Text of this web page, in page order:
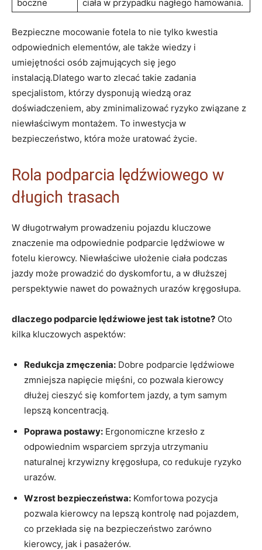
boczne ciała w przypadku nagłego hamowania.
Bezpieczne mocowanie fotela to nie tylko kwestia
odpowiednich elementów, ale także⁢ wiedzy i
umiejętności osób zajmujących się jego
instalacją.Dlatego warto zlecać takie zadania
specjalistom, którzy dysponują wiedzą oraz
doświadczeniem, aby zminimalizować ryzyko związane z
niewłaściwym⁢ montażem. To inwestycja w
‌bezpieczeństwo, ⁢która⁣ może uratować życie.
Rola podparcia lędźwiowego w
‌długich trasach
W długotrwałym prowadzeniu ‍pojazdu kluczowe
znaczenie ma odpowiednie podparcie lędźwiowe w
fotelu kierowcy. Niewłaściwe ułożenie ciała podczas
jazdy może prowadzić do dyskomfortu, a w dłuższej
perspektywie nawet do ⁤poważnych urazów kręgosłupa.
dlaczego podparcie lędźwiowe jest⁣ tak istotne? Oto
‌kilka kluczowych aspektów:
Redukcja ⁤zmęczenia: Dobre podparcie lędźwiowe
zmniejsza napięcie⁤ mięśni, ‍co pozwala kierowcy
dłużej cieszyć się komfortem jazdy, a tym samym
lepszą koncentracją.
Poprawa postawy: Ergonomiczne krzesło z
odpowiednim wsparciem sprzyja ‌utrzymaniu
naturalnej krzywizny kręgosłupa, co redukuje ryzyko
urazów.
Wzrost bezpieczeństwa: Komfortowa pozycja
pozwala kierowcy na lepszą kontrolę nad pojazdem,
co‌ przekłada się na bezpieczeństwo zarówno
kierowcy, ⁣jak ⁢i pasażerów.